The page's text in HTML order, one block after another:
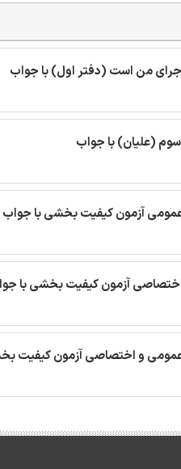
من است (دفتر اول) با جواب
(علیان) با جواب
آزمون کیفیت بخشی با جواب
آزمون کیفیت بخشی با
و اختصاصی آزمون کیفیت